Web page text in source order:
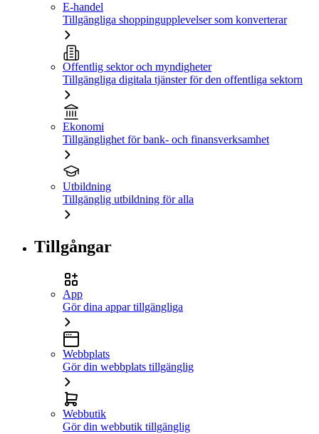
E-handel
Tillgängliga shoppingupplevelser som konverterar
Offentlig sektor och myndigheter
Tillgängliga digitala tjänster för den offentliga sektorn
Ekonomi
Tillgänglighet för bank- och finansverksamhet
Utbildning
Tillgänglig utbildning för alla
Tillgångar
App
Gör dina appar tillgängliga
Webbplats
Gör din webbplats tillgänglig
Webbutik
Gör din webbutik tillgänglig